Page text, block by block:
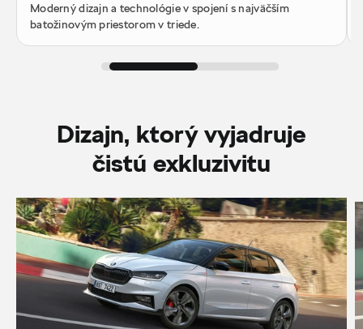
Moderný dizajn a technológie v spojení s najväčším
batožinovým priestorom v triede.
Dizajn, ktorý vyjadruje
čistú exkluzivitu